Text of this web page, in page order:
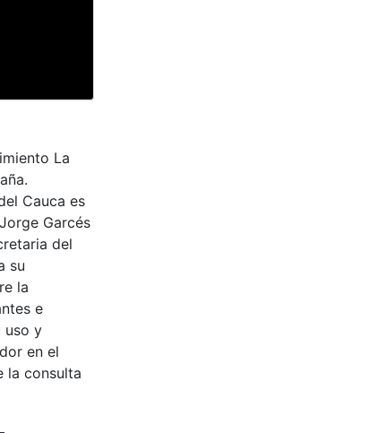
La
Cauca es
Garcés
del
su
la
e
uso y
en el
la consulta